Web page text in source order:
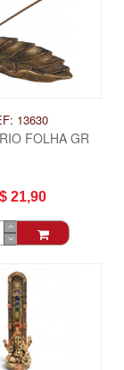
13630
FOLHA GR
21,90